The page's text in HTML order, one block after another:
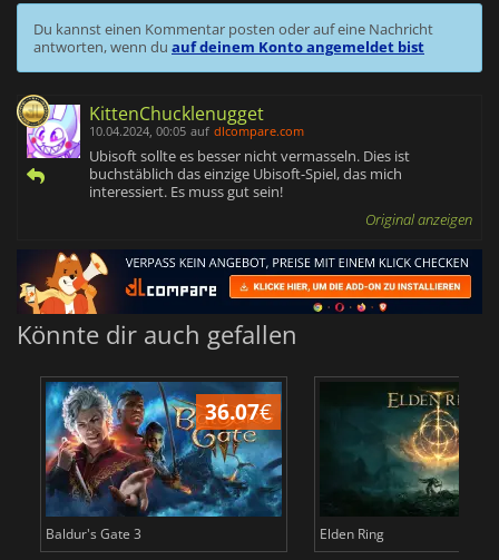
Du kannst einen Kommentar posten oder auf eine Nachricht
antworten, wenn du auf deinem Konto angemeldet bist
KittenChucklenugget
10.04.2024, 00:05 auf dlcompare.com
Ubisoft sollte es besser nicht vermasseln. Dies ist
buchstäblich das einzige Ubisoft-Spiel, das mich
interessiert. Es muss gut sein!
Original anzeigen
Könnte dir auch gefallen
36.07€
Baldur's Gate 3 Elden Ring